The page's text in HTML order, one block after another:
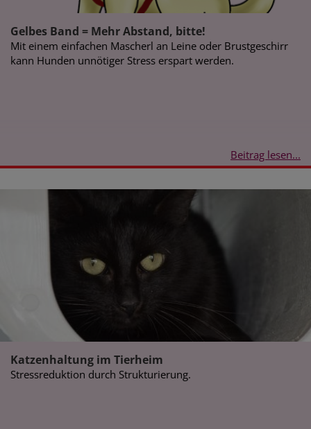
Gelbes Band = Mehr Abstand, bitte!
Mit einem einfachen Mascherl an Leine oder Brustgeschirr
kann Hunden unnötiger Stress erspart werden.
Beitrag lesen...
Katzenhaltung im Tierheim
Stressreduktion durch Strukturierung.